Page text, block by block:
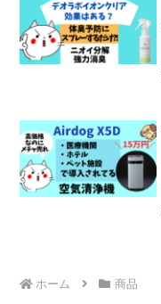
ホーム
商品